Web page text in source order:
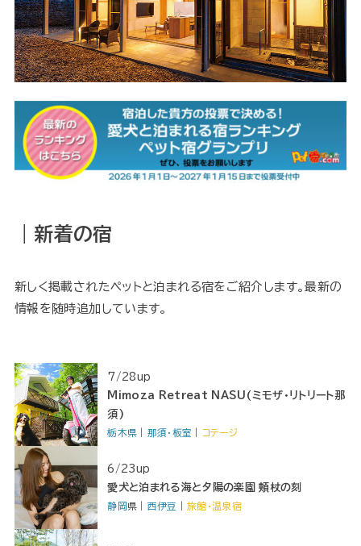
｜新着の宿
新しく掲載されたペットと泊まれる宿をご紹介します。最新の
情報を随時追加しています。
7/28up
Mimoza Retreat NASU(ミモザ・リトリート那
須)
栃木県 那須・板室 コテージ
6/23up
愛犬と泊まれる海と夕陽の楽園 頬杖の刻
静岡 県｜ 西伊豆 旅館・温泉宿